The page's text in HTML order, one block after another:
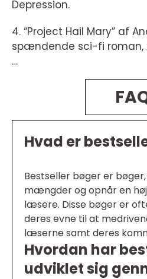
Depression.
4. “Project Hail Mary” af
spændende sci-fi roman,
…
Hvad er
Bestseller bøger er
mængder og opnår en
læsere. Disse bøger er
deres evne til at
læserne samt deres
Hvordan har
udviklet sig